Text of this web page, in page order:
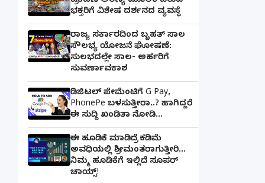
ಭಕ್ತರಿಗೆ ವಿಶೇಷ ದರ್ಶನದ ವ್ಯವಸ್ಥೆ
ರಾಜ್ಯ ಸರ್ಕಾರದಿಂದ ಬೃಹತ್ ಸಾಲ
ಸೌಲಭ್ಯ ಯೋಜನೆ ಘೋಷಣೆ:
ಸುಲಭದಲ್ಲೇ ಸಾಲ- ಅರ್ಹರಿಗೆ
ಸುವರ್ಣಾವಕಾಶ
ಡಿಜಿಟಲ್ ಪೇಮೆಂಟಿಗೆ G Pay,
PhonePe ಬಳಸುತ್ತೀರಾ..? ಹಾಗಿದ್ದರೆ
ಈ ಸುದ್ದಿ ಖಂಡಿತಾ ನೋಡಿ...
ಈ ಹೂಡಿಕೆ ಮಾಡಿದ್ರೆ ಕಡಿಮೆ
ಅವಧಿಯಲ್ಲಿ ಶ್ರೀಮಂತರಾಗುತ್ತೀರಿ...
ನಿಮ್ಮ ಹೂಡಿಕೆಗೆ ಇಲ್ಲಿದೆ ಸೂಪರ್
ಚಾಯ್ಸ್‌!